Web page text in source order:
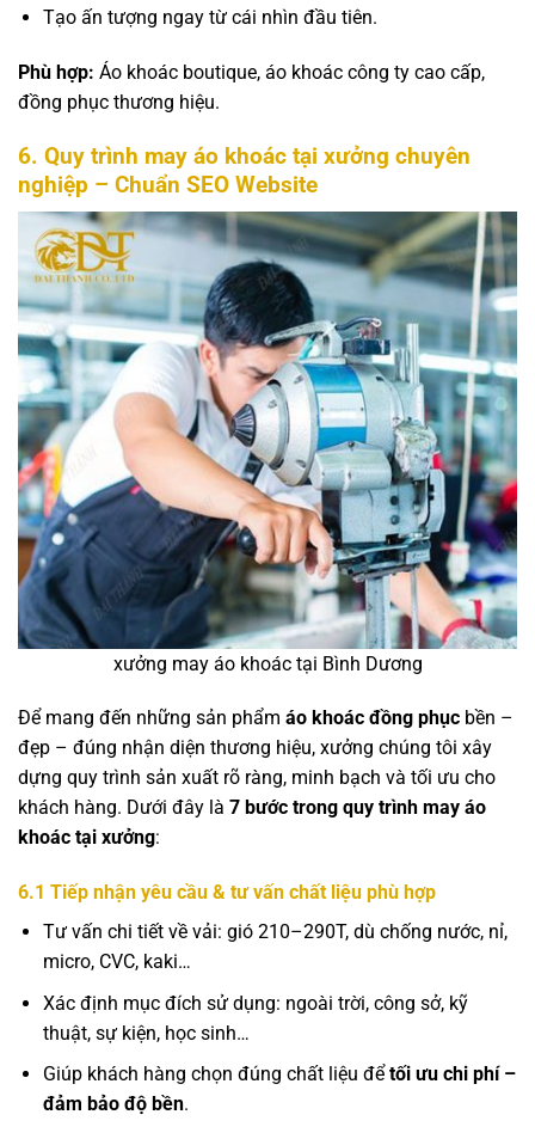
Tạo ấn tượng ngay từ cái nhìn đầu tiên.
Phù hợp: Áo khoác boutique, áo khoác công ty cao cấp,
đồng phục thương hiệu.
6. Quy trình may áo khoác tại xưởng chuyên
nghiệp – Chuẩn SEO Website
xưởng may áo khoác tại Bình Dương
Để mang đến những sản phẩm áo khoác đồng phục bền –
đẹp – đúng nhận diện thương hiệu, xưởng chúng tôi xây
dựng quy trình sản xuất rõ ràng, minh bạch và tối ưu cho
khách hàng. Dưới đây là 7 bước trong quy trình may áo
khoác tại xưởng:
6.1 Tiếp nhận yêu cầu & tư vấn chất liệu phù hợp
Tư vấn chi tiết về vải: gió 210–290T, dù chống nước, nỉ,
micro, CVC, kaki…
Xác định mục đích sử dụng: ngoài trời, công sở, kỹ
thuật, sự kiện, học sinh…
Giúp khách hàng chọn đúng chất liệu để tối ưu chi phí –
đảm bảo độ bền.